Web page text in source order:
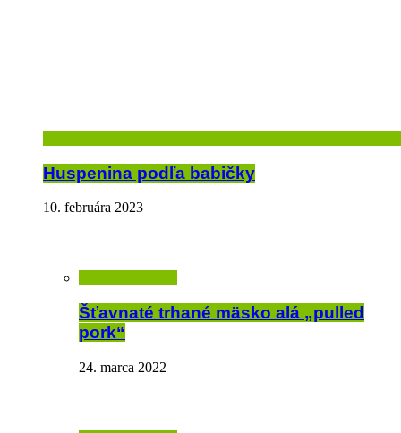
Huspenina podľa babičky
10. februára 2023
Šťavnaté trhané mäsko alá „pulled
pork“
24. marca 2022